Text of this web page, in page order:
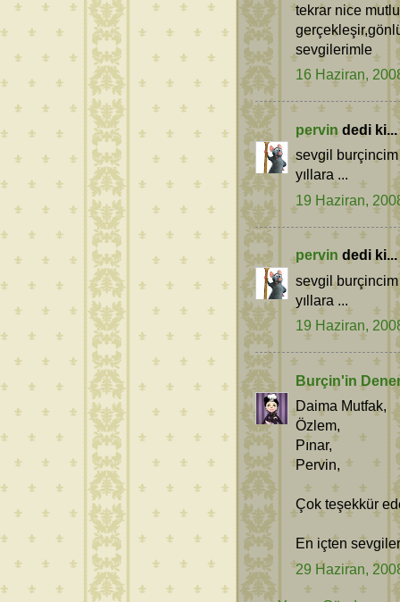
tekrar nice
sevgilerimle
16 Haziran,
pervindedi ki...
sevgil
yıllara ...
19 Haziran,
pervin dedi ki...
sevgil
yıllara ...
19 Haziran,
Burçin'in
Daima Mutfak,
Özlem,
Pınar,
Pervin,
Çok teşekkür
En içten
29 Haziran,